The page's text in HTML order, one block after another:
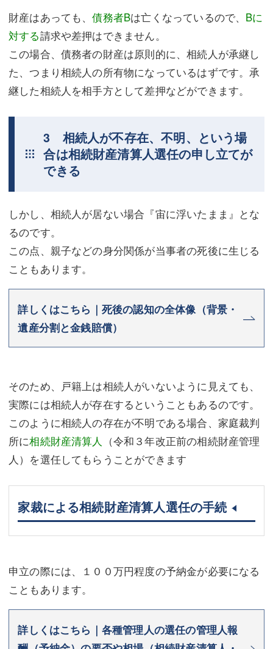
財産はあっても、債務者Bは亡くなっているので、 Bに
対する請求や差押はできません。
この場合、債務者の財産は原則的に、相続人が承継し
た、つまり相続人の所有物になっているはずです。承
継した相続人を相手方として差押などができます。
3 相続人が不存在、不明、という場
合は相続財産清算人選任の申し立てが
できる
しかし、相続人が居ない場合『宙に浮いたまま』とな
るのです。
この点、親子などの身分関係が当事者の死後に生じる
こともあります。
詳しくはこちら｜死後の認知の全体像（背景・
遺産分割と金銭賠償）
そのため、戸籍上は相続人がいないように見えても、
実際には相続人が存在するということもあるのです。
このように相続人の存在が不明である場合、家庭裁判
所に相続財産清算人
（令和３年改正前の相続財産管理
人）を選任してもらうことができます
家裁による相続財産清算人選任の手続
申立の際には、１００万円程度の予納金が必要になる
こともあります。
詳しくはこちら｜各種管理人の選任の管理人報